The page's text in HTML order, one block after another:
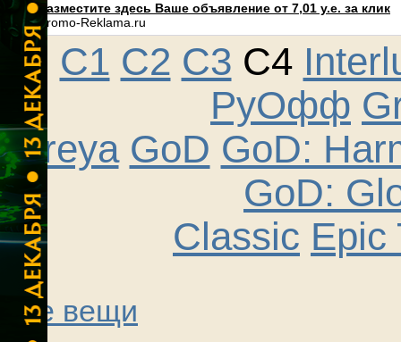
Разместите здесь Ваше объявление от 7,01 у.е. за клик
Promo-Reklama.ru
C1 C2 C3 C4
РуОфф
Freya GoD GoD:
GoD:
Classic Epic
Все вещи